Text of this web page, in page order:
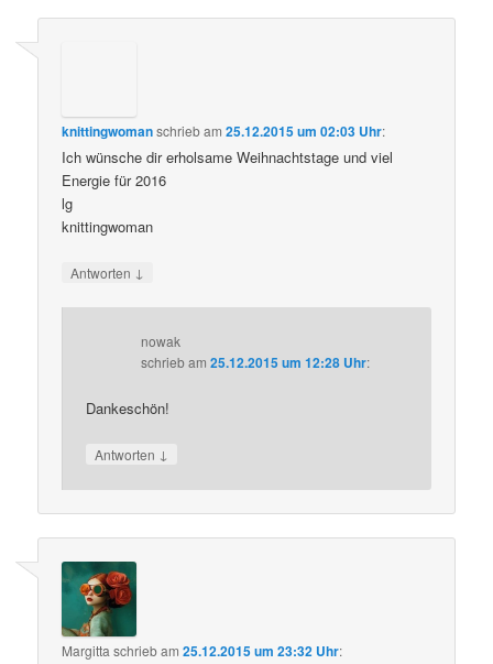
knittingwomanschriebam25.12.2015 um 02:03 Uhr:
Ich wünsche dir erholsame Weihnachtstage und viel
Energie für 2016
lg
knittingwoman
Antworten ↓
nowak
schriebam25.12.2015 um 12:28 Uhr:
Dankeschön!
Antworten ↓
Margitta schriebam25.12.2015 um 23:32 Uhr: